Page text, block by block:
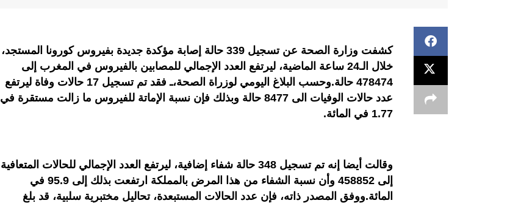
كشفت وزارة الصحة عن تسجيل 339 حالة إصابة مؤكدة جديدة بفيروس كورونا المستجد،
خلال الـ24 ساعة الماضية، ليرتفع العدد الإجمالي للمصابين بالفيروس في المغرب إلى
478474 حالة.وحسب البلاغ اليومي لوزراة الصحة،ـ فقد تم تسجيل 17 حالات وفاة ليرتفع
عدد حالات الوفيات الى 8477 حالة وبذلك فإن نسبة الإماتة للفيروس ما زالت مستقرة في
1.77 في المائة.
وقالت أيضا إنه تم تسجيل 348 حالة شفاء إضافية، ليرتفع العدد الإجمالي للحالات المتعافية
إلى 458852 وأن نسبة الشفاء من هذا المرض بالمملكة ارتفعت بذلك إلى 95.9 في
المائة.ووفق المصدر ذاته، فإن عدد الحالات المستبعدة، تحاليل مختبرية سلبية، قد بلغ